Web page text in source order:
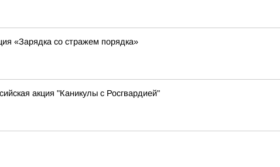
«Зарядка со стражем порядка»
акция "Каникулы с Росгвардией"